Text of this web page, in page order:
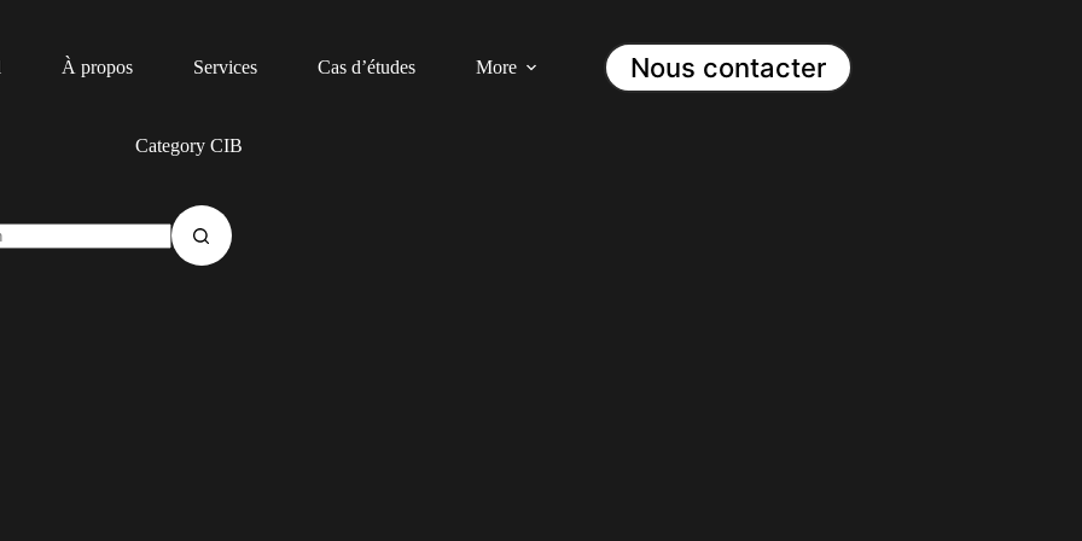
À propos Services Cas d’études More Nous contacter
Category CIB